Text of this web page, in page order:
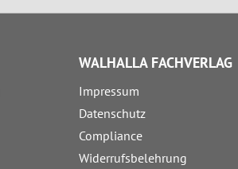
WALHALLA FACHVERLAG
Impressum
Datenschutz
Compliance
Widerrufsbelehrung